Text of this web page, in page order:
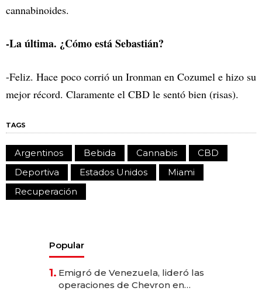
cannabinoides.
-La última. ¿Cómo está Sebastián?
-Feliz. Hace poco corrió un Ironman en Cozumel e hizo su
mejor récord. Claramente el CBD le sentó bien (risas).
TAGS
Argentinos Bebida Cannabis
CBD
Deportiva
Estados Unidos
Miami
Recuperación
Popular
1. Emigró de Venezuela, lideró las
operaciones de Chevron en